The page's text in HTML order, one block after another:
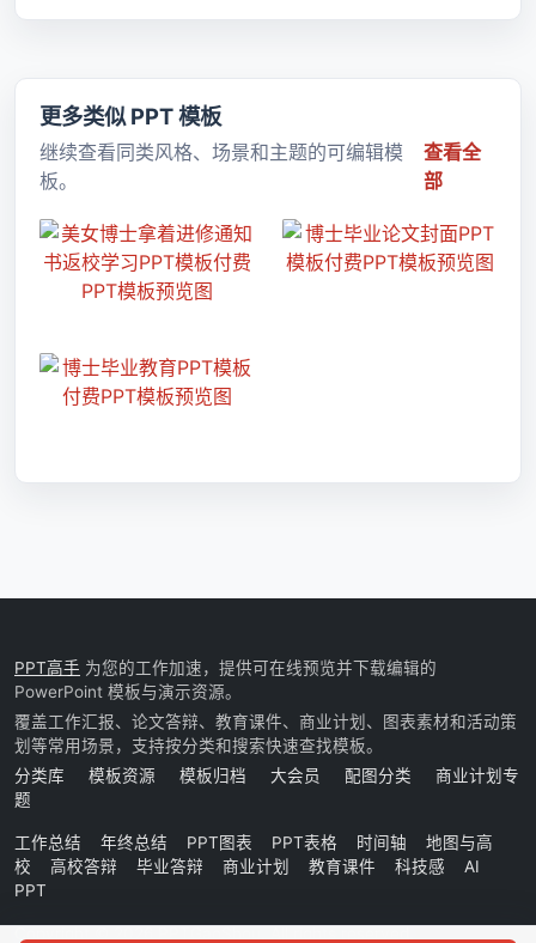
更多类似 PPT 模板
继续查看同类风格、场景和主题的可编辑模
板。
查看全
部
PPT高手 为您的工作加速，提供可在线预览并下载编辑的
PowerPoint 模板与演示资源。
覆盖工作汇报、论文答辩、教育课件、商业计划、图表素材和活动策
划等常用场景，支持按分类和搜索快速查找模板。
分类库
模板资源 模板归档 大会员 配图分类
商业计划专
题
工作总结 年终总结 PPT图表 PPT表格 时间轴
地图与高
校
高校答辩 毕业答辩 商业计划 教育课件 科技感
AI
PPT